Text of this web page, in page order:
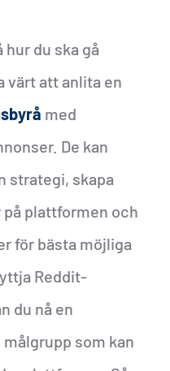
hur du ska gå
värt att anlita en
med
De kan
strategi, skapa
plattformen och
för bästa möjliga
Reddit-
du nå en
som kan